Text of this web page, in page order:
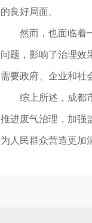
的良好局面。
然而，也面临着
问题，影响了治理效
需要政府、企业和社
综上所述，成都
推进废气治理，加强
为人民群众营造更加